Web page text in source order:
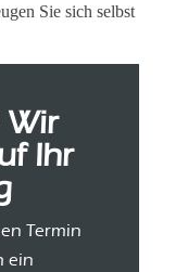
Sie sich selbst
Wir
Ihr
Termin
ein